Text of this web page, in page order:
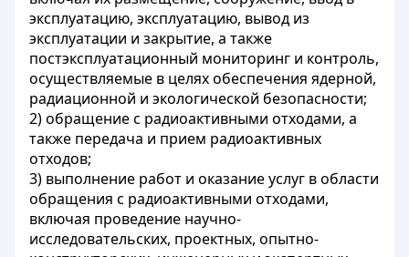
эксплуатацию, эксплуатацию, вывод из
эксплуатации и закрытие, а также
постэксплуатационный мониторинг и контроль,
осуществляемые в целях обеспечения ядерной,
радиационной и экологической безопасности;
2) обращение с радиоактивными отходами, а
также передача и прием радиоактивных
отходов;
3) выполнение работ и оказание услуг в области
обращения с радиоактивными отходами,
включая проведение научно-
исследовательских, проектных, опытно-